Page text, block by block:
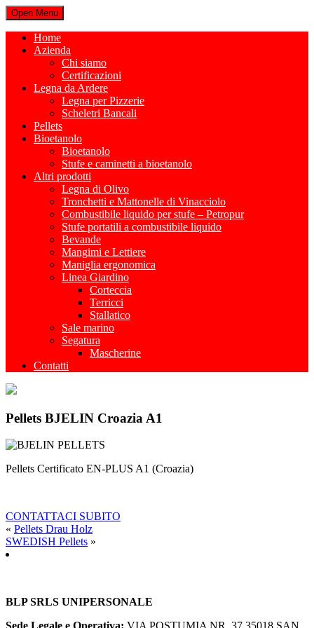
Open Menu
Home
Azienda
Chi siamo
Certificazioni
Legna da Ardere
Legna per Pizzerie
Scheletri Bancali
Pellets
Bioetanolo
Bioetanolo
Stufe e caminetti a bioetanolo
Altri prodotti
Legna di Olivo
Tronchetti e Mattonelle di Vinacciolo
Combustibile liquido per stufe – Petropur
Stufe portatili a combustibile liquido
Bevande
Mangimi e Lettiere
Maniglia ergonomica
Linea Giardino
Corteccia
Terricci
Stallatico
Sale marino
Segatura
Mascherine
Contatti
Pellets BJELIN Croazia A1
Pellets Certificato EN-PLUS A1 (Croazia)
CONTATTACI SUBITO
« Pellets Drau Holz
SWEDISH Pellets »
BLP SRLS UNIPERSONALE